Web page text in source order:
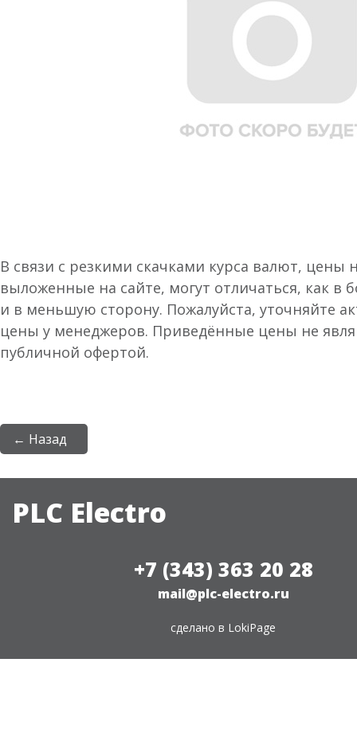
В связи с резкими скачками курса валют, цены
выложенные на сайте, могут отличаться, как в
и в меньшую сторону. Пожалуйста, уточняйте
цены у менеджеров. Приведённые цены не
публичной офертой.
← Назад
PLC Electro
+7 (343) 363 20 28
mail@plc-electro.ru
сделано в LokiPage